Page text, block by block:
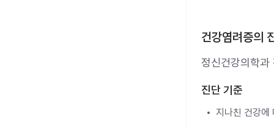
건강염려증의
정신건강의학과
진단 기준
지나친 건강에